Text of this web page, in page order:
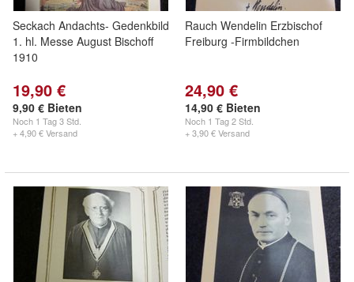
Seckach Andachts- Gedenkbild
1. hl. Messe August Bischoff
1910
19,90 €
9,90 € Bieten
Noch 1 Tag 3 Std.
+ 4,90 € Versand
Rauch Wendelin Erzbischof
Freiburg -Firmbildchen
24,90 €
14,90 € Bieten
Noch 1 Tag 2 Std.
+ 3,90 € Versand